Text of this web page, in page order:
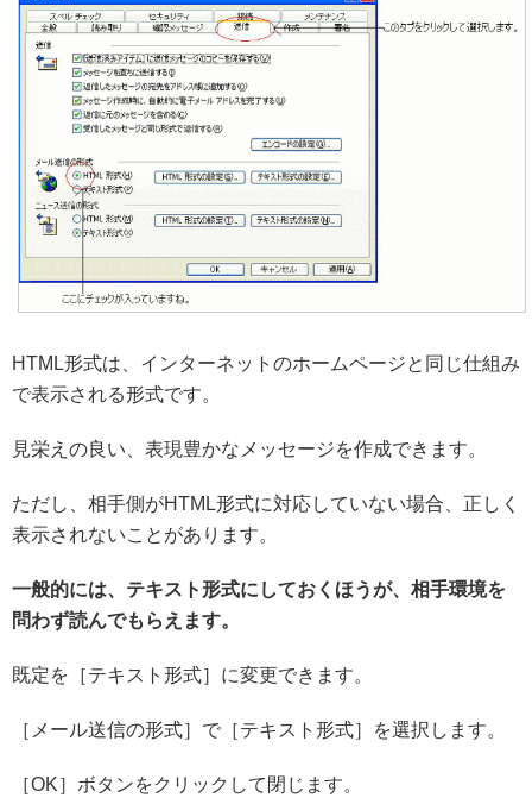
HTML形式は、インターネットのホームページと同じ仕組み
で表示される形式です。
見栄えの良い、表現豊かなメッセージを作成できます。
ただし、相手側がHTML形式に対応していない場合、正しく
表示されないことがあります。
一般的には、テキスト形式にしておくほうが、相手環境を
問わず読んでもらえます。
既定を［テキスト形式］に変更できます。
［メール送信の形式］で［テキスト形式］を選択します。
［OK］ボタンをクリックして閉じます。